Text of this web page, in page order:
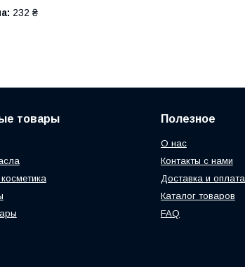
232 ₴
товары Полезное
О нас
Контакты с нами
Доставка и оплата
Каталог товаров
FAQ